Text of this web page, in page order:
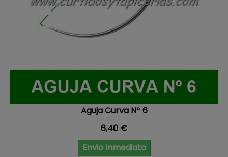
Aguja Curva Nº 6
Precio
6,40 €
Envio Inmediato